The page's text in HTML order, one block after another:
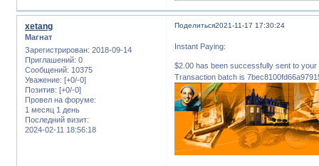
Поделиться2021-11-17 17:30:24
xetang
Магнат
Зарегистрирован: 2018-09-14
Приглашений: 0
Сообщений: 10375
Уважение: [+0/-0]
Позитив: [+0/-0]
Провел на форуме:
1 месяц 1 день
Последний визит:
2024-02-11 18:56:18
Instant Paying:
$2.00 has been successfully sent to
Transaction batch is